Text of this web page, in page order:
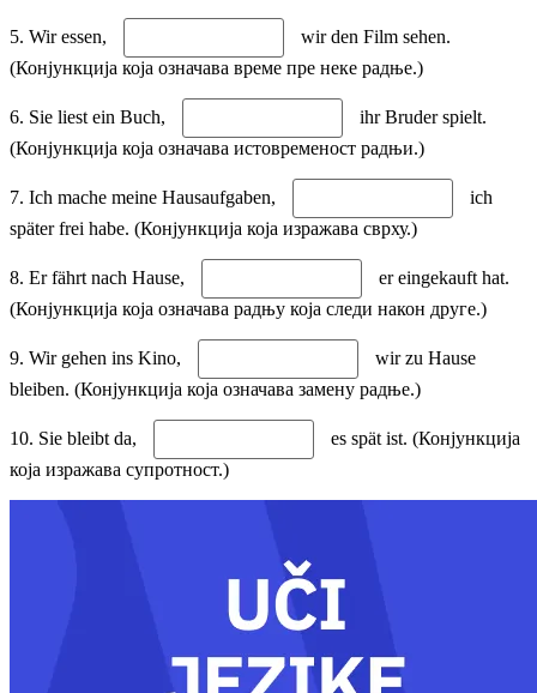
5. Wir essen,
wir den Film sehen.
(Конјункција која означава време пре неке радње.)
6. Sie liest ein Buch,
ihr Bruder spielt.
(Конјункција која означава истовременост радњи.)
7. Ich mache meine Hausaufgaben,
ich
später frei habe. (Конјункција која изражава сврху.)
8. Er fährt nach Hause,
er eingekauft hat.
(Конјункција која означава радњу која следи након друге.)
9. Wir gehen ins Kino,
wir zu Hause
bleiben. (Конјункција која означава замену радње.)
10. Sie bleibt da,
es spät ist. (Конјункција
која изражава супротност.)